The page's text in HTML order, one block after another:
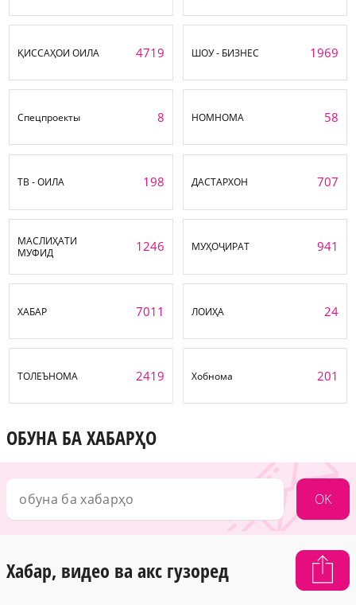
ҚИССАҲОИ ОИЛА 4719 ШОУ - БИЗНЕС 1969
Спецпроекты 8 НОМНОМА 58
ТВ - ОИЛА 198 ДАСТАРХОН 707
МАСЛИҲАТИ
МУФИД
1246 МУҲОҶИРАТ 941
ХАБАР 7011 ЛОИҲА 24
ТОЛЕЪНОМА 2419 Хобнома 201
ОБУНА БА ХАБАРҲО
OK
Хабар, видео ва акс гузоред